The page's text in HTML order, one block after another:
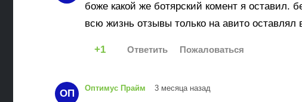
боже какой же ботярский комент я оставил.
всю жизнь отзывы только на авито оставлял
1
ОП Оптимус Прайм 3 месяца назад